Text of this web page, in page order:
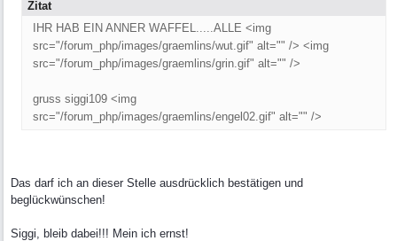
Zitat
IHR HAB EIN ANNER WAFFEL.....ALLE <img
src="/forum_php/images/graemlins/wut.gif" alt="" /> <img
src="/forum_php/images/graemlins/grin.gif" alt="" />
gruss siggi109 <img
src="/forum_php/images/graemlins/engel02.gif" alt="" />
Das darf ich an dieser Stelle ausdrücklich bestätigen und
beglückwünschen!
Siggi, bleib dabei!!! Mein ich ernst!